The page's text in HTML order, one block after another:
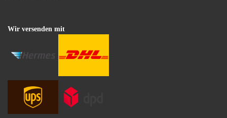
Wir versenden mit